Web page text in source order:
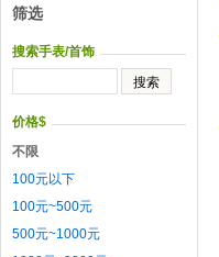
筛选
搜索手表/首饰
价格$
不限
100元以下
100元~500元
500元~1000元